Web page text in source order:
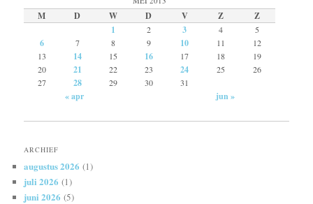
M D W D V Z
Z
1
2 3 4 5
6 7 8 9 10 11
12
13
14 15 16 17 18
19
20
21 22 23 24 25
26
27
28 29 30 31
« apr jun »
ARCHIEF
augustus 2026 (1)
juli 2026 (1)
juni 2026 (5)